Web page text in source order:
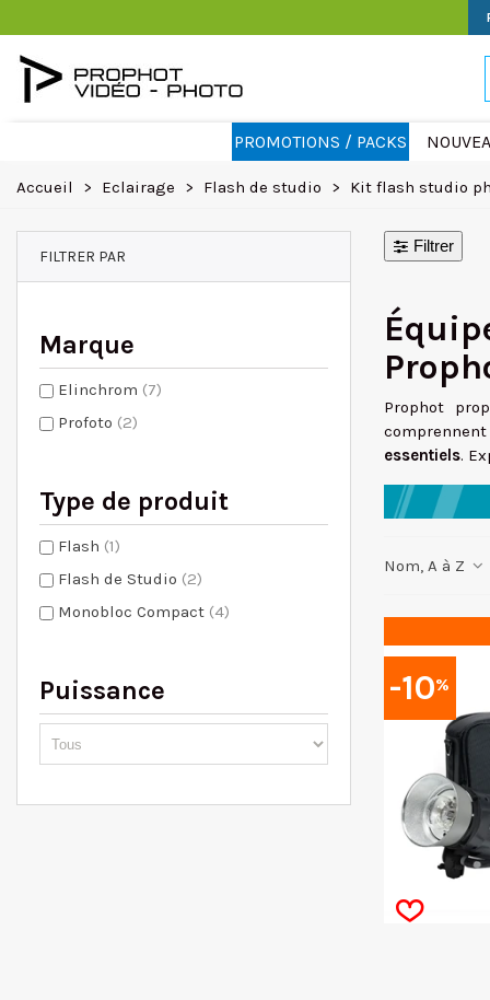
PROMOTIONS / PACKS
Accueil > Eclairage > Flash de studio > Kit flash studio
FILTRER PAR
Marque
Elinchrom (7)
Profoto (2)
Type de produit
Flash (1)
Flash de Studio (2)
Monobloc Compact (4)
Puissance
Filtrer
Prophot
essentiels.
Nom, A à Z
-10%